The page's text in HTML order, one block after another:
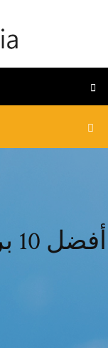
أفضل 10 برامج تنزيل للكمبيوتر